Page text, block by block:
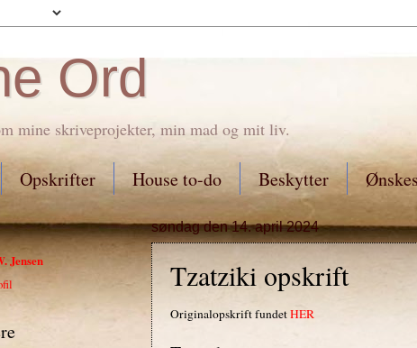
Ord
mine skriveprojekter, min mad og mit liv.
Opskrifter House to-do Beskytter
søndag den 14. april 2024
Tzatziki opskrift
Originalopskrift fundetHER
Jensen